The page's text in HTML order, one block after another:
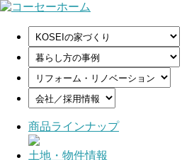
商品ラインナップ
土地・物件情報